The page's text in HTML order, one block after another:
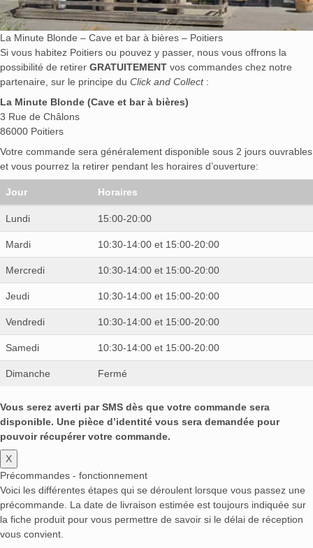
La Minute Blonde – Cave et bar à bières – Poitiers
Si vous habitez Poitiers ou pouvez y passer, nous vous offrons la
possibilité de retirer GRATUITEMENT vos commandes chez notre
partenaire, sur le principe du Click and Collect:
La Minute Blonde (Cave et bar à bières)
3 Rue de Châlons
86000 Poitiers
Votre commande sera généralement disponible sous 2 jours ouvrables
et vous pourrez la retirer pendant les horaires d’ouverture:
Jour Horaires
Lundi 15:00-20:00
Mardi 10:30-14:00 et 15:00-20:00
Mercredi 10:30-14:00 et 15:00-20:00
Jeudi 10:30-14:00 et 15:00-20:00
Vendredi 10:30-14:00 et 15:00-20:00
Samedi 10:30-14:00 et 15:00-20:00
Dimanche Fermé
Vous serez averti par SMS dès que votre commande sera
disponible. Une pièce d’identité vous sera demandée pour
pouvoir récupérer votre commande.
X
Précommandes - fonctionnement
Voici les différentes étapes qui se déroulent lorsque vous passez une
précommande. La date de livraison estimée est toujours indiquée sur
la fiche produit pour vous permettre de savoir si le délai de réception
vous convient.